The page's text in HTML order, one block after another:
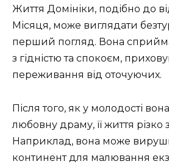
Життя Домініки, подібно до
Місяця, може виглядати
перший погляд. Вона
з гідністю та спокоєм,
переживання від оточуючих.
Після того, як у молодості
любовну драму, її життя різко
Наприклад, вона може
континент для малювання